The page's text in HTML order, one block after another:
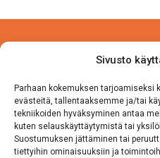
Sivusto
Parhaan kokemuksen tarjoamiseksi
evästeitä, tallentaaksemme ja/tai
tekniikoiden hyväksyminen antaa
kuten selauskäyttäytymistä tai
Suostumuksen jättäminen tai
tiettyihin ominaisuuksiin ja
14500
Puh. 050